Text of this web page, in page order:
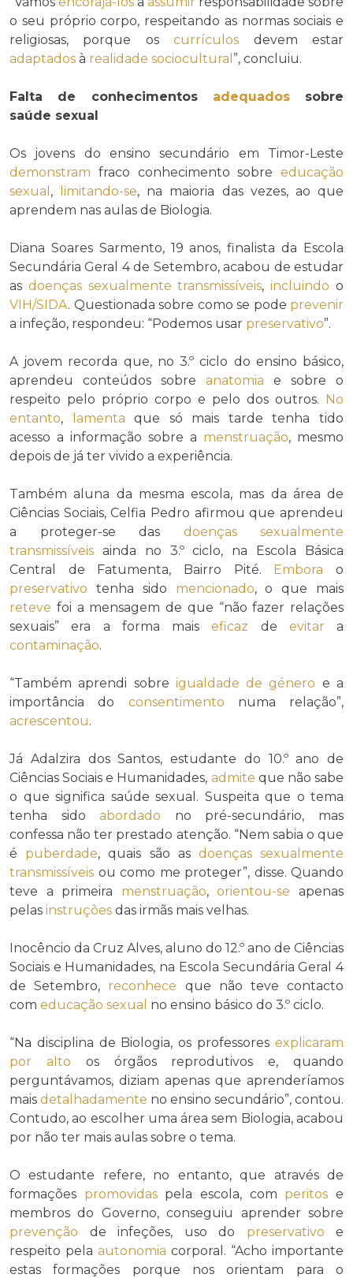
o seu próprio corpo, respeitando as normas sociais e
religiosas, porque oscurrículos devem estar
adaptados à realidade sociocultural ”, concluiu.
Falta de conhecimentos adequadossobre
saúde sexual
Os jovens do ensino secundário em Timor-Leste
demonstram fraco conhecimento sobre educação
sexual , limitando-se, na maioria das vezes, ao que
aprendem nas aulas de Biologia.
Diana Soares Sarmento, 19 anos, finalista da Escola
Secundária Geral 4 de Setembro, acabou de estudar
as doenças sexualmente transmissíveis,incluindo o
VIH/SIDA. Questionada sobre como se pode prevenir
a infeção, respondeu: “Podemos usar preservativo”.
A jovem recorda que, no 3.º ciclo do ensino básico,
aprendeu conteúdos sobre anatomia e sobre o
respeito pelo próprio corpo e pelo dos outros. No
entanto, lamenta que só mais tarde tenha tido
acesso a informação sobre a menstruação, mesmo
depois de já ter vivido a experiência.
Também aluna da mesma escola, mas da área de
Ciências Sociais, Celfia Pedro afirmou que aprendeu
a proteger-se das doenças sexualmente
transmissíveis ainda no 3.º ciclo, na Escola Básica
Central de Fatumenta, Bairro Pité. Embora o
preservativo tenha sido mencionado, o que mais
reteve foi a mensagem de que “não fazer relações
sexuais” era a forma maiseficaz de evitara
contaminação.
“Também aprendi sobre igualdade de género e a
importância do consentimento numa relação”,
acrescentou.
Já Adalzira dos Santos, estudante do 10.º ano de
Ciências Sociais e Humanidades, admite que não sabe
o que significa saúde sexual. Suspeita que o tema
tenha sidoabordado no pré-secundário, mas
confessa não ter prestado atenção. “Nem sabia o que
é puberdade, quais são as doenças sexualmente
transmissíveis ou como me proteger”, disse. Quando
teve a primeira menstruação,orientou-se apenas
pelas instruções das irmãs mais velhas.
Inocêncio da Cruz Alves, aluno do 12.º ano de Ciências
Sociais e Humanidades, na Escola Secundária Geral 4
de Setembro, reconhece que não teve contacto
com educação sexual no ensino básico do 3.º ciclo.
“Na disciplina de Biologia, os professores explicaram
por alto os órgãos reprodutivos e, quando
perguntávamos, diziam apenas que aprenderíamos
mais detalhadamente no ensino secundário”, contou.
Contudo, ao escolher uma área sem Biologia, acabou
por não ter mais aulas sobre o tema.
O estudante refere, no entanto, que através de
formações promovidaspela escola, com peritos e
membros do Governo, conseguiu aprender sobre
prevenção de infeções, uso do preservativo e
respeito pela autonomia corporal. “Acho importante
estas formações porque nos orientam para o